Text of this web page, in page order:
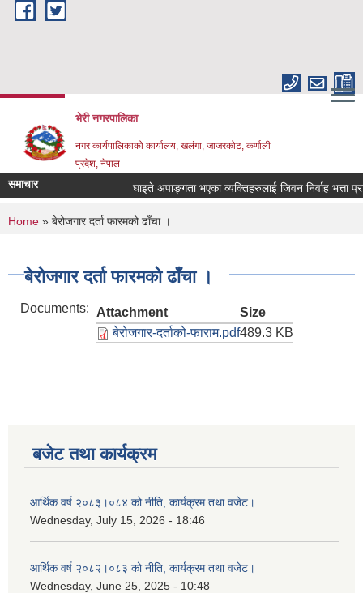
Skip to main content
भेरी नगरपालिका
नगर कार्यपालिकाको कार्यालय, खलंगा, जाजरकोट, कर्णाली
प्रदेश, नेपाल
समाचार घाइते अपाङ्गता भएका व्यक्तिहरुलाई जिवन निर्वाह भत्ता
You are here
Home » बेरोजगार दर्ता फारमको ढाँचा ।
बेरोजगार दर्ता फारमको ढाँचा ।
Documents: Attachment
Size
बेरोजगार-दर्ताको-फाराम.pdf489.3 KB
बजेट तथा कार्यक्रम
आर्थिक वर्ष २०८३।०८४ को नीति, कार्यक्रम तथा वजेट।
Wednesday, July 15, 2026 - 18:46
आर्थिक वर्ष २०८२।०८३ को नीति, कार्यक्रम तथा वजेट।
Wednesday, June 25, 2025 - 10:48